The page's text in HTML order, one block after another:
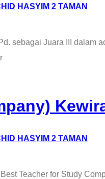
HASYIM 2 TAMAN
sebagai Juara III dalam
HASYIM 2 TAMAN
Teacher for Study